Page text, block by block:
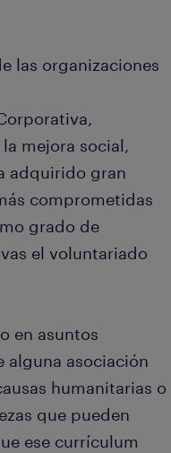
las organizaciones
mejora social,
adquirido gran
comprometidas
grado de
el voluntariado
en asuntos
alguna asociación
humanitarias o
que pueden
ese currículum